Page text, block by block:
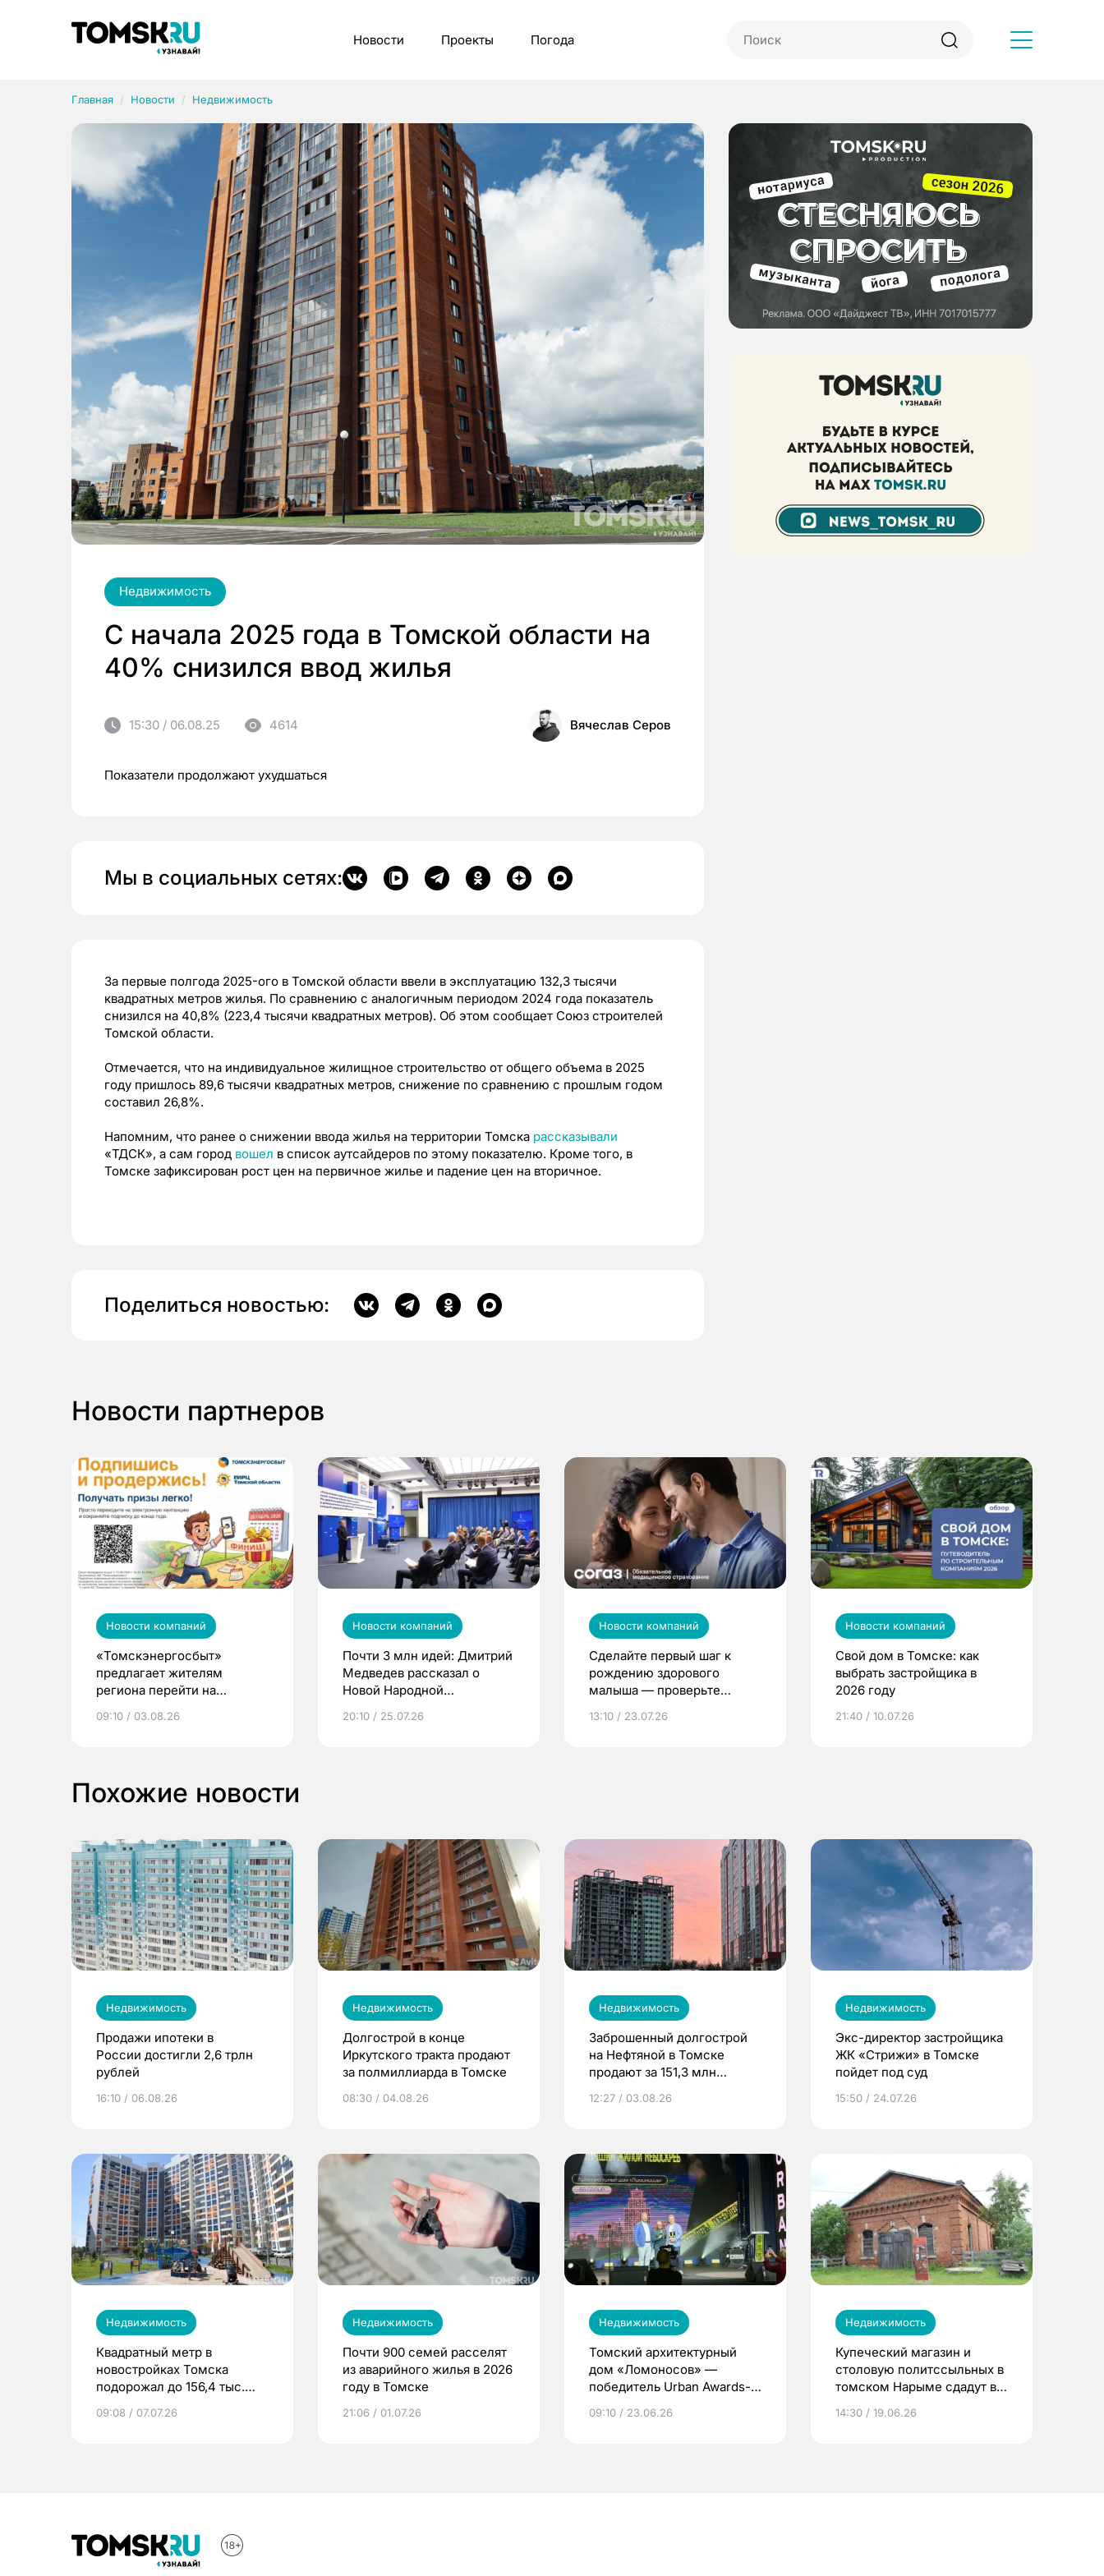
Новости Проекты Погода
Главная Новости Недвижимость
Недвижимость
С начала 2025 года в Томской области на
40% снизился ввод жилья
15:30 / 06.08.25 4614 Вячеслав Серов
Показатели продолжают ухудшаться
Мы в социальных сетях:
За первые полгода 2025-ого в Томской области ввели в эксплуатацию 132,3 тысячи
квадратных метров жилья. По сравнению с аналогичным периодом 2024 года показатель
снизился на 40,8% (223,4 тысячи квадратных метров). Об этом сообщает Союз строителей
Томской области.
Отмечается, что на индивидуальное жилищное строительство от общего объема в 2025
году пришлось 89,6 тысячи квадратных метров, снижение по сравнению с прошлым годом
составил 26,8%.
Напомним, что ранее о снижении ввода жилья на территории Томска рассказывали
«ТДСК», а сам город вошел в список аутсайдеров по этому показателю. Кроме того, в
Томске зафиксирован рост цен на первичное жилье и падение цен на вторичное.
Поделиться новостью:
Новости партнеров
Новости компаний
«Томскэнергосбыт»
предлагает жителям
региона перейти на
выиграть призы
09:10 / 03.08.26
Новости компаний
Почти 3 млн идей: Дмитрий
Медведев рассказал о
Новой Народной
20:10 / 25.07.26
Новости компаний
Сделайте первый шаг к
рождению здорового
малыша — проверьте
по ОМС!
13:10 / 23.07.26
Новости компаний
Свой дом в Томске: как
выбрать застройщика в
2026 году
21:40 / 10.07.26
Похожие новости
Недвижимость
Продажи ипотеки в
России достигли 2,6 трлн
рублей
16:10 / 06.08.26
Недвижимость
Долгострой в конце
Иркутского тракта продают
за полмиллиарда в Томске
08:30 / 04.08.26
Недвижимость
Заброшенный долгострой
на Нефтяной в Томске
продают за 151,3 млн
12:27 / 03.08.26
Недвижимость
Экс-директор застройщика
ЖК «Стрижи» в Томске
пойдет под суд
15:50 / 24.07.26
Недвижимость
Квадратный метр в
новостройках Томска
подорожал до 156,4 тыс.
09:08 / 07.07.26
Недвижимость
Почти 900 семей расселят
из аварийного жилья в 2026
году в Томске
21:06 / 01.07.26
Недвижимость
Томский архитектурный
дом «Ломоносов» —
победитель Urban Awards-
09:10 / 23.06.26
Недвижимость
Купеческий магазин и
столовую политссыльных в
томском Нарыме сдадут в
14:30 / 19.06.26
Рубрики